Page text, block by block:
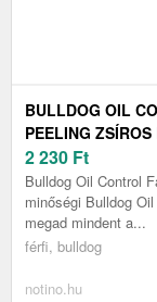
BULLDOG OIL
PEELING
2 230 Ft
Bulldog Oil Control
minőségi Bulldog
megad mindent a...
férfi, bulldog
notino.hu